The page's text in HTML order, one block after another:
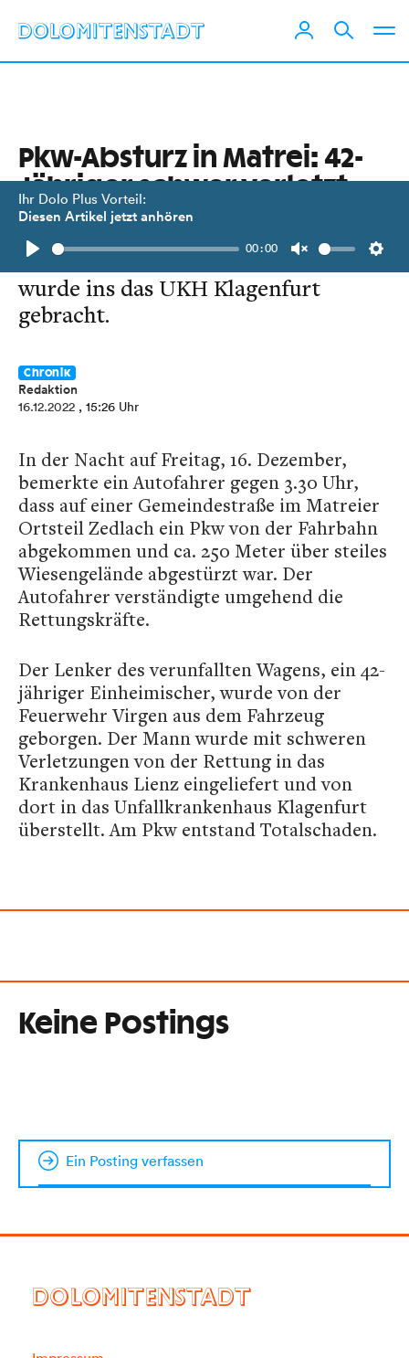
Ihr Dolo Plus Vorteil:
Diesen Artikel jetzt anhören
Play
00:00
Unmute
Pkw-Absturz in Matrei: 42-
Jähriger schwer verletzt
Der Wagen stürzte etwa 250 Meter
über steile Wiesen ab. Der Verunfallte
wurde ins das UKH Klagenfurt
gebracht.
Chronik
Redaktion
16.12.2022 , 15:26 Uhr
In der Nacht auf Freitag, 16. Dezember,
bemerkte ein Autofahrer gegen 3.30 Uhr,
dass auf einer Gemeindestraße im Matreier
Ortsteil Zedlach ein Pkw von der Fahrbahn
abgekommen und ca. 250 Meter über steiles
Wiesengelände abgestürzt war. Der
Autofahrer verständigte umgehend die
Rettungskräfte.
Der Lenker des verunfallten Wagens, ein 42-
jähriger Einheimischer, wurde von der
Feuerwehr Virgen aus dem Fahrzeug
geborgen. Der Mann wurde mit schweren
Verletzungen von der Rettung in das
Krankenhaus Lienz eingeliefert und von
dort in das Unfallkrankenhaus Klagenfurt
überstellt. Am Pkw entstand Totalschaden.
Keine Postings
Ein Posting verfassen
DOLOMITENSTADT